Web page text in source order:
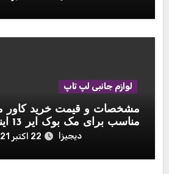
لوازم جانبی لپ تاپ
مناسب برای مک بوک ایر 13 اینچی 2020
دیجیزا 22 اکتبر 2021